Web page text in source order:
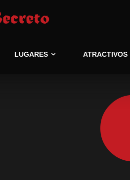
LUGARES ATRACTIVOS